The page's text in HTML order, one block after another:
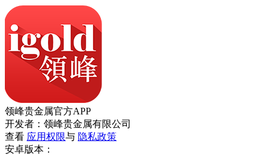
领峰贵金属官方APP
开发者：领峰贵金属有限公司
查看 应用权限与 隐私政策
安卓版本：